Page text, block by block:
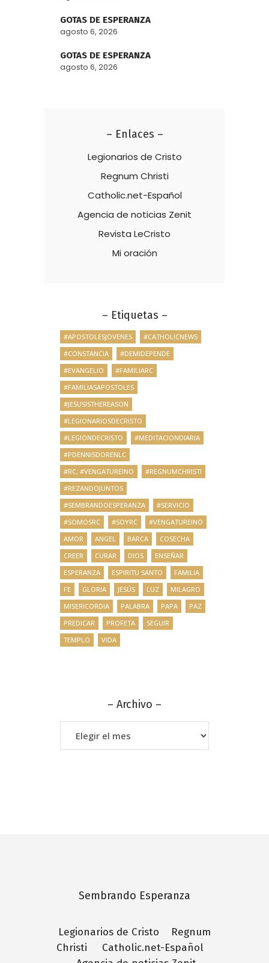
GOTAS DE ESPERANZA
agosto 6, 2026
GOTAS DE ESPERANZA
agosto 6, 2026
– Enlaces –
Legionarios de Cristo
Regnum Christi
Catholic.net-Español
Agencia de noticias Zenit
Revista LeCristo
Mi oración
– Etiquetas –
#APOSTOLESJOVENES
#CATHOLICNEWS
#CONSTANCIA
#DEMIDEPENDE
#EVANGELIO
#FAMILIARC
#FAMILIASAPOSTOLES
#JESUSISTHEREASON
#LEGIONARIOSDECRISTO
#LEGIONDECRISTO
#MEDITACIONDIARIA
#PDENNISDORENLC
#RC; #VENGATUREINO
#REGNUMCHRISTI
#REZANDOJUNTOS
#SEMBRANDOESPERANZA
#SERVICIO
#SOMOSRC
#SOYRC
#VENGATUREINO
AMOR
ANGEL BARCA
COSECHA
CREER
CURAR DIOS
ENSEÑAR
ESPERANZA
ESPIRITU SANTO
FAMILIA
FE
GLORIA JESÚS LUZ
MILAGRO
MISERICORDIA
PALABRA PAPA
PAZ
PREDICAR
PROFETA
SEGUIR
TEMPLO
VIDA
– Archivo –
–
Archivo
–
Sembrando Esperanza
Legionarios de Cristo Regnum
Christi
Catholic.net-Español